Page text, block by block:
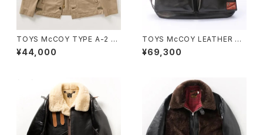
TOYS McCOY TYPE A-2 D
ECK, COMMERCIAL VER
¥44,000
TOYS McCOY LEATHER HE
LMET BAG
¥69,300